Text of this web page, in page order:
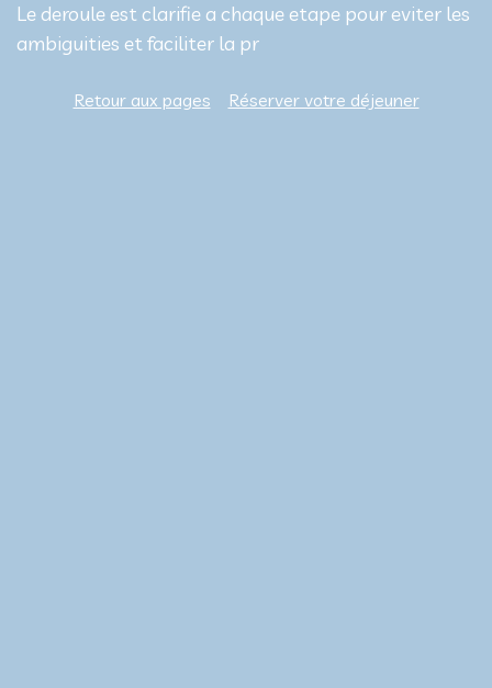
Le deroule est clarifie a chaque etape pour eviter les
ambiguities et faciliter la pr
Retour aux pages Réserver votre déjeuner